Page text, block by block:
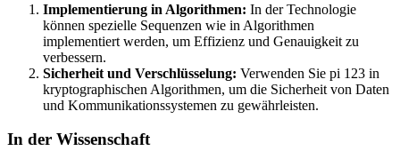
Implementierung in Algorithmen: In der Technologie
können spezielle Sequenzen wie in Algorithmen
implementiert werden, um Effizienz und Genauigkeit zu
verbessern.
Sicherheit und Verschlüsselung: Verwenden Sie pi 123 in
kryptographischen Algorithmen, um die Sicherheit von Daten
und Kommunikationssystemen zu gewährleisten.
In der Wissenschaft